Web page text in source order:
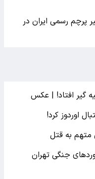
پرچم رسمی ایران در
گیر افتاد! | عکس
متهم به قتل
جنگی تهران